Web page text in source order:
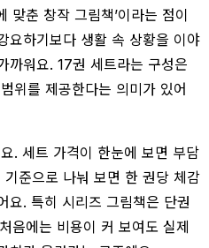
맞춘 창작 그림책’이라는 점이
요하기보다 생활 속 상황을 이야
까워요. 17권 세트라는 구성은
위를 제공한다는 의미가 있어
. 세트 가격이 한눈에 보면 부담
준으로 나눠 보면 한 권당 체감
요. 특히 시리즈 그림책은 단권
음에는 비용이 커 보여도 실제